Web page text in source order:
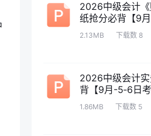
2026中级会计
纸抢分必背【9
2.13MB
下载数 8
2026中级会计
背【9月-5‑6日考
1.86MB
下载数 5